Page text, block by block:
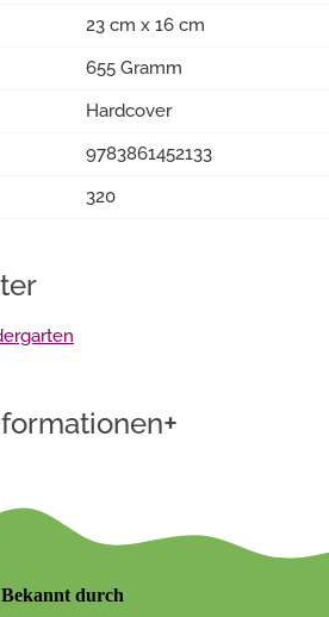
23 cm x 16 cm
655 Gramm
Hardcover
9783861452133
320
+
Bekannt durch